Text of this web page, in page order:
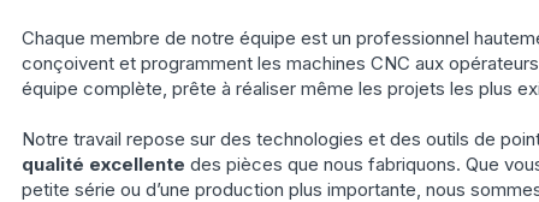
Chaque membre de notre équipe est un professionnel
conçoivent et programment les machines CNC aux
équipe complète, prête à réaliser même les projets les plus
Notre travail repose sur des technologies et des outils de
qualité excellente des pièces que nous fabriquons. Que
petite série ou d’une production plus importante, nous